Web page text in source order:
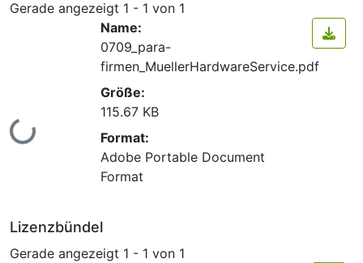
Gerade angezeigt 1 - 1 von 1
Lade...
Name:
0709_para-
firmen_MuellerHardwareService.pdf
Größe:
115.67 KB
Format:
Adobe Portable Document
Format
Lizenzbündel
Gerade angezeigt 1 - 1 von 1